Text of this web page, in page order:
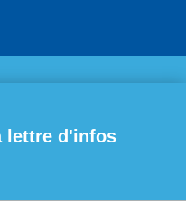
lettre d'infos